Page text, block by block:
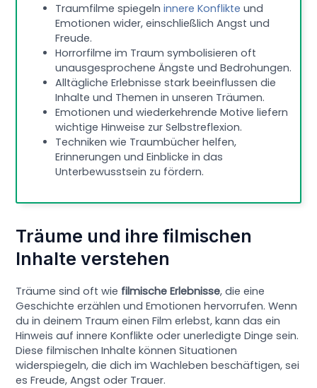
Traumfilme spiegelninnere Konflikte und
Emotionen wider, einschließlich Angst und
Freude.
Horrorfilme im Traum symbolisieren oft
unausgesprochene Ängste und Bedrohungen.
Alltägliche Erlebnisse stark beeinflussen die
Inhalte und Themen in unseren Träumen.
Emotionen und wiederkehrende Motive liefern
wichtige Hinweise zur Selbstreflexion.
Techniken wie Traumbücher helfen,
Erinnerungen und Einblicke in das
Unterbewusstsein zu fördern.
Träume und ihre filmischen
Inhalte verstehen
Träume sind oft wie filmische Erlebnisse, die eine
Geschichte erzählen und Emotionen hervorrufen. Wenn
du in deinem Traum einen Film erlebst, kann das ein
Hinweis auf innere Konflikte oder unerledigte Dinge sein.
Diese filmischen Inhalte können Situationen
widerspiegeln, die dich im Wachleben beschäftigen, sei
es Freude, Angst oder Trauer.